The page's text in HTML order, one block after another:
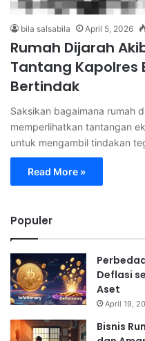
bila salsabila April 5, 2026
Rumah Dijarah
Tantang Kapolres
Bertindak
Saksikan bagaimana rumah
memperlihatkan tantangan
untuk mengambil tindakan
Read More »
Populer
Deflasi
Aset
April 19,
Bisnis